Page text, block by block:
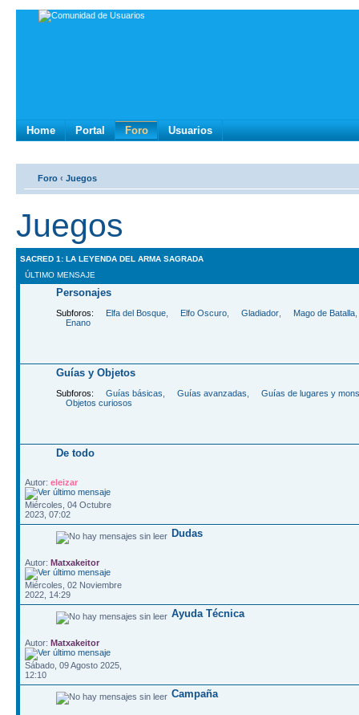
Home Portal Foro Usuarios
Foro ‹ Juegos
Juegos
SACRED 1: LA LEYENDA DEL ARMA SAGRADA
ÚLTIMO MENSAJE
Personajes
Subforos: Elfa del Bosque Elfo Oscuro Gladiador Mago de Batalla
Enano
Guí­as y Objetos
Subforos: Guí­as básicas Guí­as avanzadas
Guí­as de lugares y
Objetos curiosos
De todo
Autor: eleizar
Miércoles, 04 Octubre
2023, 07:02
Dudas
Autor: Matxakeitor
Miércoles, 02 Noviembre
2022, 14:29
Ayuda Técnica
Autor: Matxakeitor
Sábado, 09 Agosto 2025,
12:10
Campaña